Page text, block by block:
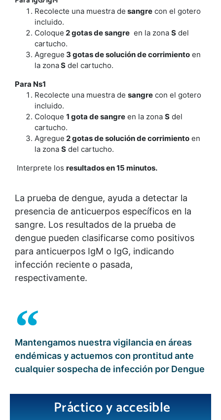
Recolecte una muestra de sangre con el gotero
incluido.
Coloque 2 gotas de sangre en la zona S del
cartucho.
Agregue 3 gotas de solución de corrimiento en
la zonaS del cartucho.
Para Ns1
Recolecte una muestra de sangre con el gotero
incluido.
Coloque 1 gota de sangre en la zona S del
cartucho.
Agregue 2 gotas de solución de corrimiento en
la zona S del cartucho.
Interprete los resultados en 15 minutos.
La prueba de dengue, ayuda a detectar la
presencia de anticuerpos específicos en la
sangre. Los resultados de la prueba de
dengue pueden clasificarse como positivos
para anticuerpos IgM o IgG, indicando
infección reciente o pasada,
respectivamente.
Mantengamos nuestra vigilancia en áreas
endémicas y actuemos con prontitud ante
cualquier sospecha de infección por Dengue
Práctico y accesible